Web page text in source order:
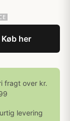
Køb her
fragt over kr.
levering